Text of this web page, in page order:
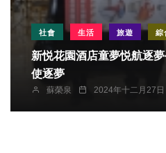
社會 生活 旅遊 綜
新悦花園酒店童夢悦航逐
使逐夢
蘇榮泉 2024年十二月27日